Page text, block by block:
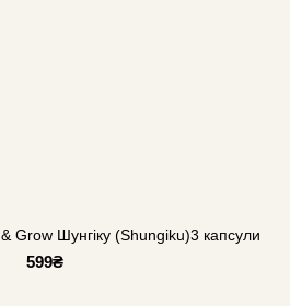
Grow Шунгіку (Shungiku)3 капсули
599₴